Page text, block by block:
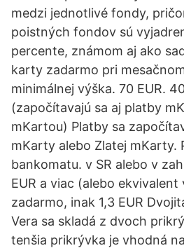
medzi jednotlivé fondy,
poistných fondov sú
percente, známom aj ako
karty zadarmo pri
minimálnej výška. 70 EUR.
(započítavajú sa aj platby
mKartou) Platby sa
mKarty alebo Zlatej mKarty.
bankomatu. v SR alebo v
EUR a viac (alebo ekvivalent
zadarmo, inak 1,3 EUR
Vera sa skladá z dvoch
tenšia prikrývka je vhodná